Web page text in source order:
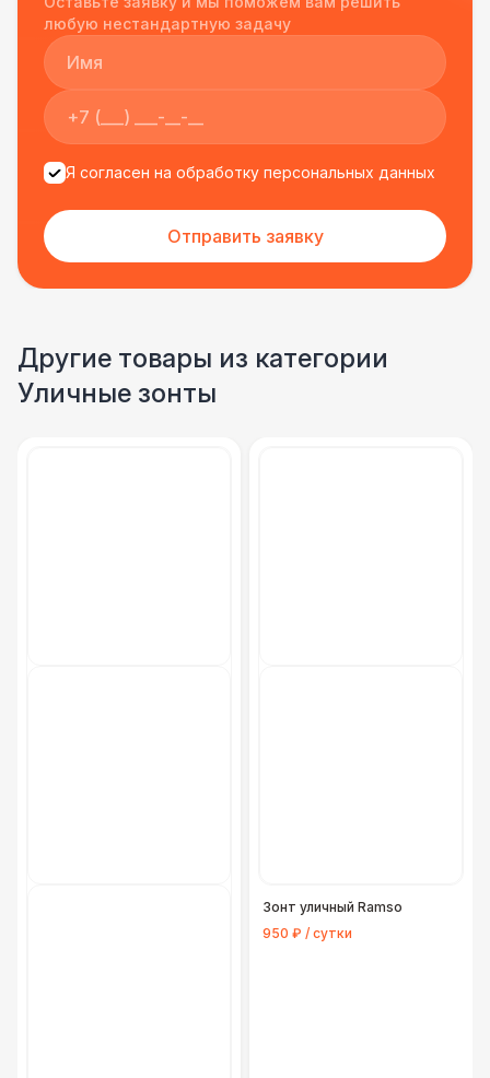
подрядчиком еще раз :)
любую нестандартную задачу
Я согласен на обработку персональных данных
Отправить заявку
Другие товары из категории
Уличные зонты
Зонт уличный Ramso
950 ₽ / сутки